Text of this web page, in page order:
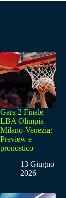
Gara 2 Finale
LBA Olimpia
Milano-Venezia:
Preview e
pronostico
13 Giugno
2026